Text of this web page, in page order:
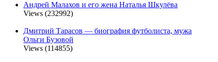
Андрей Малахов и его жена Наталья Шкулёва
Views (232992)
Дмитрий Тарасов — биография футболиста, мужа
Ольги Бузовой
Views (114855)